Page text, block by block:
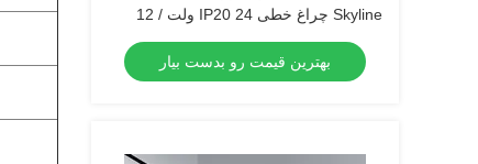
Skyline چراغ خطی IP20 24 ولت / 12
بهترین قیمت رو بدست بیار